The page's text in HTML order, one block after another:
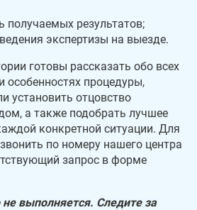
получаемых результатов;
экспертизы на выезде.
готовы рассказать обо всех
особенностях процедуры,
установить отцовство
а также подобрать лучшее
конкретной ситуации. Для
по номеру нашего центра
запрос в форме
выполняется. Следите за